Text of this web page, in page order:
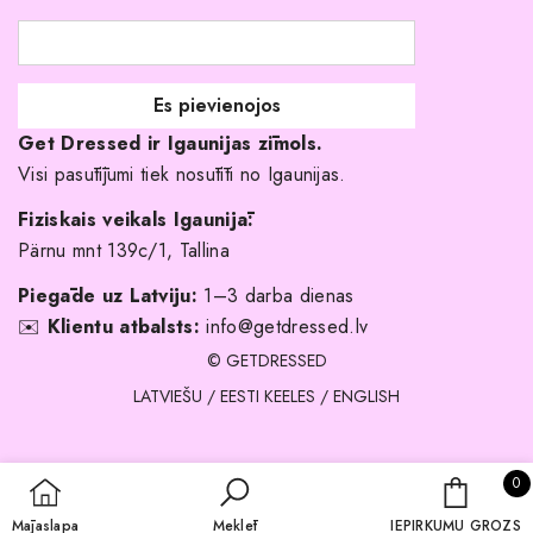
Līgavas družiņu kleitas
Veikali
Kāpēc izvēlēties mūs?
Get Dressed ir Igaunijas zīmols.
Visi pasūtījumi tiek nosūtīti no Igaunijas.
Fiziskais veikals Igaunijā:
Pärnu mnt 139c/1, Tallina
Piegāde uz Latviju: 1–3 darba dienas
✉️ Klientu atbalsts: info@getdressed.lv
© GETDRESSED
LATVIEŠU / EESTI KEELES / ENGLISH
Mājaslapa Meklēt
00
IEPIRKUMU GROZS